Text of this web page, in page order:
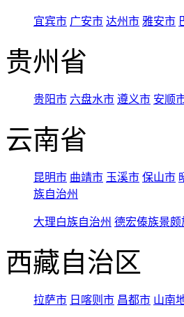
宜宾市 广安市 达州市 雅安市
贵州省
贵阳市 六盘水市 遵义市 安顺
云南省
昆明市 曲靖市 玉溪市 保山市
族自治州
大理白族自治州 德宏傣族景颇
西藏自治区
拉萨市 日喀则市 昌都市 山南